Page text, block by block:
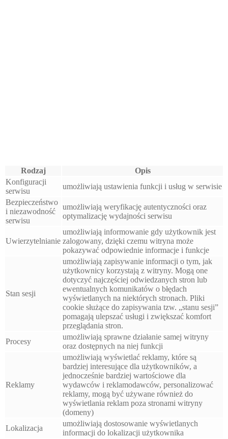
Rodzaj
Opis
Konfiguracji
serwisu
umożliwiają ustawienia funkcji i usług w serwisie
Bezpieczeństwo
i niezawodność
serwisu
umożliwiają weryfikację autentyczności oraz
optymalizację wydajności serwisu
Uwierzytelnianie
umożliwiają informowanie gdy użytkownik jest
zalogowany, dzięki czemu witryna może
pokazywać odpowiednie informacje i funkcje
Stan sesji
umożliwiają zapisywanie informacji o tym, jak
użytkownicy korzystają z witryny. Mogą one
dotyczyć najczęściej odwiedzanych stron lub
ewentualnych komunikatów o błędach
wyświetlanych na niektórych stronach. Pliki
cookie służące do zapisywania tzw. „stanu sesji”
pomagają ulepszać usługi i zwiększać komfort
przeglądania stron.
Procesy
umożliwiają sprawne działanie samej witryny
oraz dostępnych na niej funkcji
Reklamy
umożliwiają wyświetlać reklamy, które są
bardziej interesujące dla użytkowników, a
jednocześnie bardziej wartościowe dla
wydawców i reklamodawców, personalizować
reklamy, mogą być używane również do
wyświetlania reklam poza stronami witryny
(domeny)
Lokalizacja
umożliwiają dostosowanie wyświetlanych
informacji do lokalizacji użytkownika